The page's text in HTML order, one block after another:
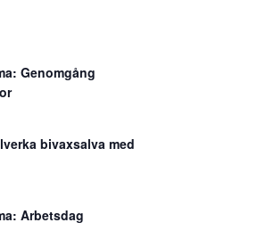
Genomgång
bivaxsalva med
Arbetsdag